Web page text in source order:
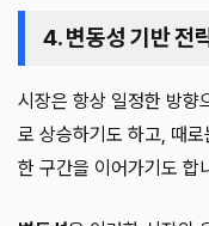
4. 변동성 기반 전
시장은 항상 일정한 방향
로 상승하기도 하고, 때
한 구간을 이어가기도 합